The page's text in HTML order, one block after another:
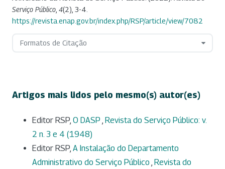
Serviço Público 4(2), 3-4.
https://revista.enap.gov.br/index.php/RSP/article/view/7082
Formatos de Citação
Artigos mais lidos pelo mesmo(s) autor(es)
Editor RSP, O DASP , Revista do Serviço Público: v.
2 n. 3 e 4 (1948)
Editor RSP, A Instalação do Departamento
Administrativo do Serviço Público , Revista do